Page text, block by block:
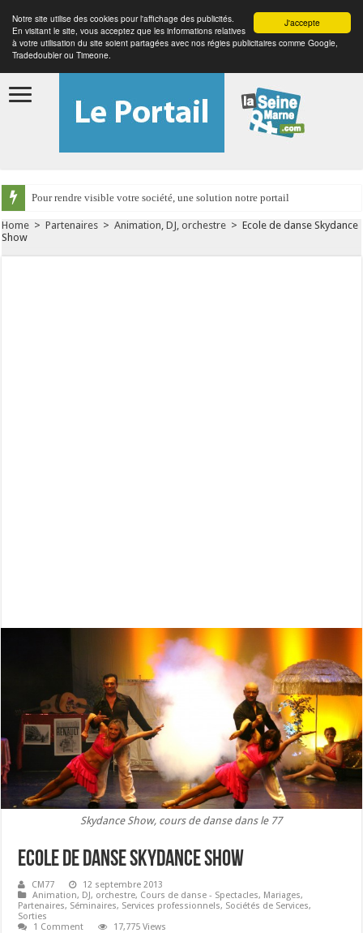
J'accepte
Notre site utilise des cookies pour l'affichage des publicités.
En visitant le site, vous acceptez que les informations relatives
à votre utilisation du site soient partagées avec nos régies publicitaires comme Google,
Tradedoubler ou Timeone.
Pour rendre visible votre société, une solution notre portail
Home > Partenaires > Animation, DJ, orchestre > Ecole de danse Skydance
Show
Skydance Show, cours de danse dans le 77
Ecole de danse Skydance Show
CM77
12 septembre 2013
Animation, DJ, orchestre, Cours de danse - Spectacles, Mariages,
Partenaires, Séminaires, Services professionnels, Sociétés de Services,
Sorties
1 Comment
17,775 Views